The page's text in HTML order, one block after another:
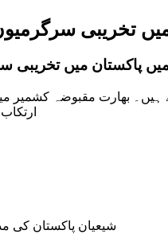
تخریبی
میں پاکستان میں
ہیں۔ بھارت مقبوضہ
شیعیان پاکستان کی